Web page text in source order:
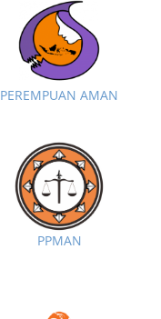
PEREMPUAN AMAN
PPMAN